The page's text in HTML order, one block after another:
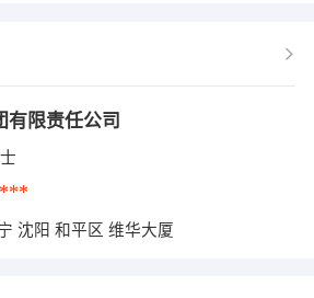
有限责任公司
沈阳 和平区 维华大厦